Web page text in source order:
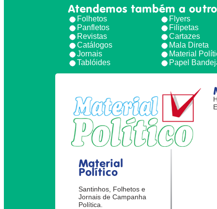
Atendemos também a
Folhetos
Panfletos
Revistas
Catálogos
Jornais
Tablóides
Flyers
Filipetas
Cartazes
Mala Direta
Material
Papel
Material
Político
Santinhos, Folhetos e
Jornais de Campanha
Política.